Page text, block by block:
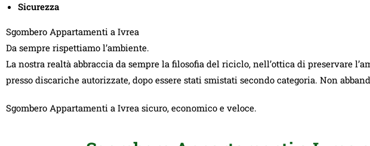
Sicurezza
Sgombero Appartamenti a Ivrea
Da sempre rispettiamo l’ambiente.
La nostra realtà abbraccia da sempre la filosofia del riciclo, nell’ottica di preservare
presso discariche autorizzate, dopo essere stati smistati secondo categoria. Non
Sgombero Appartamenti a Ivrea sicuro, economico e veloce.